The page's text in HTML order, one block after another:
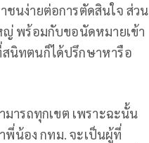
นง่ายต่อการตัดสินใจ ส่วน
ญ่ พร้อมกับขอนัดหมายเข้า
สนิทตนก็ได้ปรึกษาหารือ
มารถทุกเขต เพราะฉะนั้น
พี่น้อง กทม. จะเป็นผู้ที่